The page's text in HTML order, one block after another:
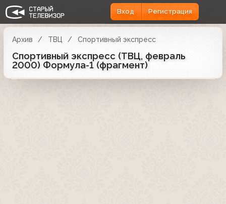
Вход Регистрация
Архив ТВЦ Спортивный экспресс
Спортивный экспресс (ТВЦ, февраль
2000) Формула-1 (фрагмент)